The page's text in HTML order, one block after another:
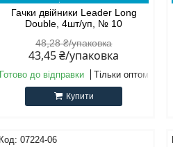
Гачки двійники Leader Long
Double, 4шт/уп, № 10
48,28 ₴/упаковка
43,45 ₴/упаковка
Готово до відправки Тільки оптом
Купити
07224-06